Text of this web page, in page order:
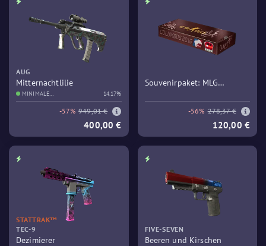
AUG
Mitternachtlilie
MINIMALE
GEBRAUCHSSPUREN
14.17%
-57% 949,01 €
400,00 €
Souvenirpaket: MLG
-56% 278,37 €
120,00 €
STATTRAK™
TEC-9
Dezimierer
FIVE-SEVEN
Beeren und Kirschen